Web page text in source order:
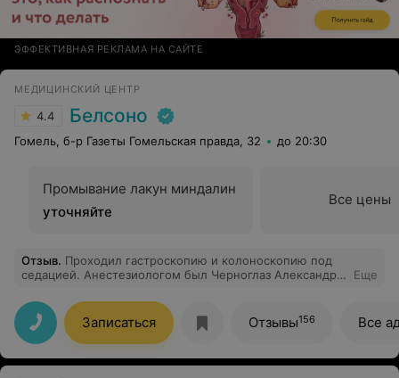
ЭФФЕКТИВНАЯ РЕКЛАМА НА САЙТЕ
МЕДИЦИНСКИЙ ЦЕНТР
4.4 Белсоно
Гомель, б-р Газеты Гомельская правда, 32 до 20:30
Промывание лакун миндалин
уточняйте
Все цены
Отзыв. Проходил гастроскопию и колоноскопию под
седацией. Анестезиологом был Черноглаз Александр
внимательный врач! Большое спасибо! Евгения
Николаевич - очень чуткий и внимательный врач!
Еще
Записаться Отзывы156 Все